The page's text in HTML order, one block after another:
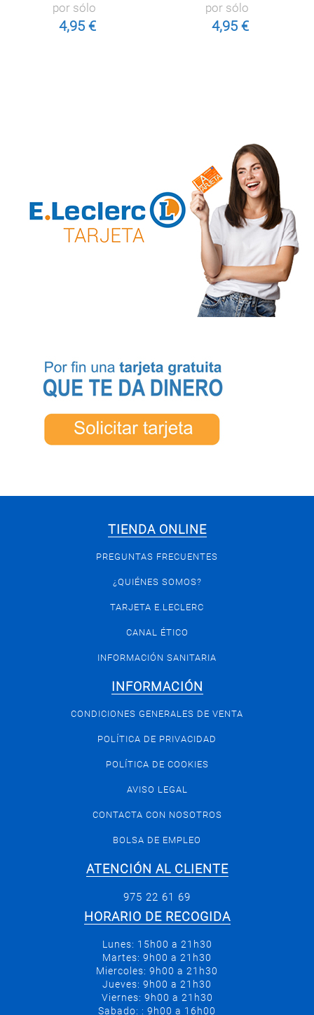
por sólo
4,95 €
por sólo
4,95 €
TIENDA ONLINE
PREGUNTAS FRECUENTES
¿QUIÉNES SOMOS?
TARJETA E.LECLERC
CANAL ÉTICO
INFORMACIÓN SANITARIA
INFORMACIÓN
CONDICIONES GENERALES DE VENTA
POLÍTICA DE PRIVACIDAD
POLÍTICA DE COOKIES
AVISO LEGAL
CONTACTA CON NOSOTROS
BOLSA DE EMPLEO
ATENCIÓN AL CLIENTE
975 22 61 69
HORARIO DE RECOGIDA
Lunes: 15h00 a 21h30
Martes: 9h00 a 21h30
Miercoles: 9h00 a 21h30
Jueves: 9h00 a 21h30
Viernes: 9h00 a 21h30
Sabado: : 9h00 a 16h00